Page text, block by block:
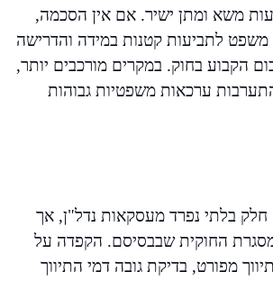
משא ומתן ישיר. אם אין הסכמה,
לתביעות קטנות במידה והדרישה
הקבוע בחוק. במקרים מורכבים יותר,
ערכאות משפטיות גבוהות
חלק בלתי נפרד מעסקאות נדל"ן, אך
החוקית שבבסיסם. הקפדה על
מפורט, בדיקת גובה דמי התיווך